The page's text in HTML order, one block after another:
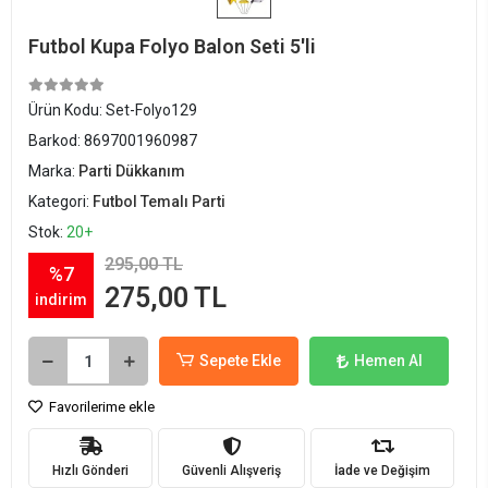
Futbol Kupa Folyo Balon Seti 5'li
Ürün Kodu: Set-Folyo129
Barkod: 8697001960987
Marka: Parti Dükkanım
Kategori: Futbol Temalı Parti
Stok: 20+
%7
indirim
295,00 TL
275,00 TL
Sepete Ekle Hemen Al
Favorilerime ekle
Hızlı Gönderi Güvenli Alışveriş İade ve Değişim